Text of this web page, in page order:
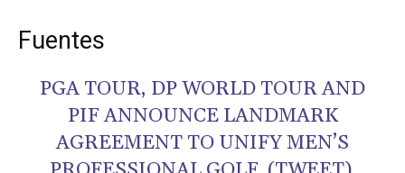
Fuentes
PGA TOUR, DP WORLD TOUR AND
PIF ANNOUNCE LANDMARK
AGREEMENT TO UNIFY MEN’S